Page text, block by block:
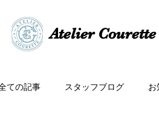
​​Atelier Courette​
ての記事 スタッフブログ お